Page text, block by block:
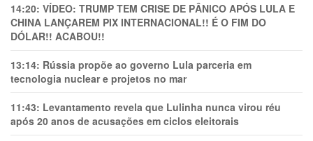
14:20: VÍDEO: TRUMP TEM CRlSE DE PÂNlCO APÓS LULA E
CHINA LANÇAREM PIX INTERNACIONAL!! É O FIM DO
DÓLAR!! ACABOU!!
13:14: Rússia propõe ao governo Lula parceria em
tecnologia nuclear e projetos no mar
11:43: Levantamento revela que Lulinha nunca virou réu
após 20 anos de acusações em ciclos eleitorais